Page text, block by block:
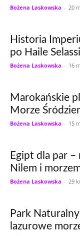
Bożena Laskowska - 20
Historia
po Haile
Bożena Laskowska - 16
Marokańskie
Morze
Bożena Laskowska - 15
Egipt dla par –
Nilem i
Bożena Laskowska - 29
Park
lazurowe